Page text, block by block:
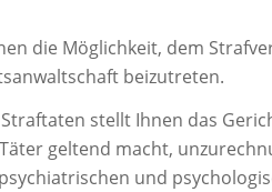
die Möglichkeit, dem
beizutreten.
stellt Ihnen das
geltend macht,
und